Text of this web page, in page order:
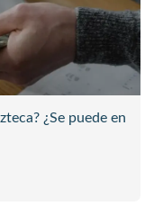
¿Se puede en